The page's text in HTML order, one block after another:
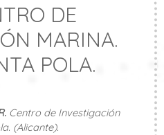
DE
MARINA.
POLA.
Centro de Investigación
(Alicante).